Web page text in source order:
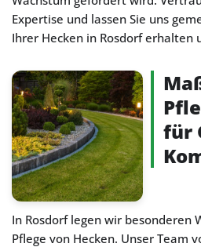
Expertise und lassen Sie uns
Ihrer Hecken in Rosdorf erhalten
für
In Rosdorf legen wir besonderen
Pflege von Hecken. Unser Team